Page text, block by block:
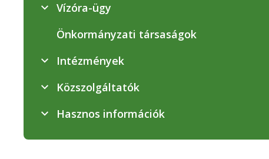
Vízóra-ügy
Önkormányzati társaságok
Intézmények
Közszolgáltatók
Hasznos információk